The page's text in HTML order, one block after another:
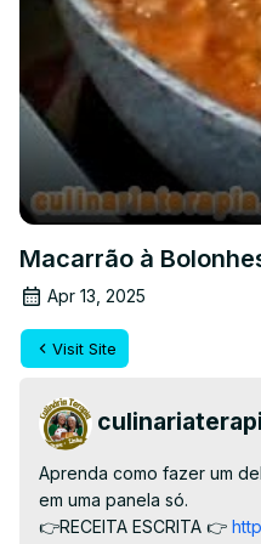
Macarrão à
Apr 13, 2025
Visit Site
Aprenda como fazer um
em uma panela só.
👉RECEITA ESCRITA 👉